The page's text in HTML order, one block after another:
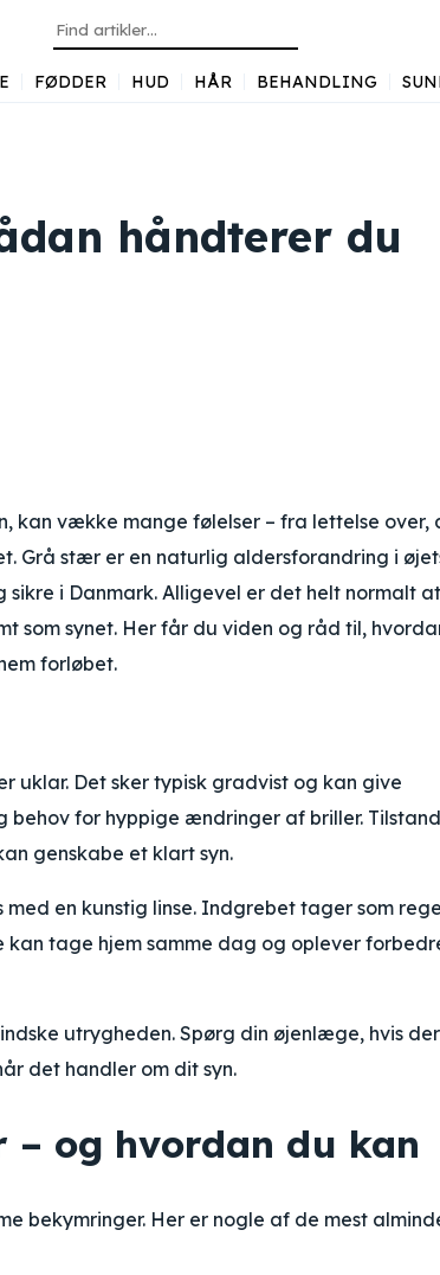
FØDDER HUD HÅR BEHANDLING
håndterer du
kan vække mange følelser – fra lettelse over,
Grå stær er en naturlig aldersforandring i
i Danmark. Alligevel er det helt normalt
som synet. Her får du viden og råd til,
forløbet.
uklar. Det sker typisk gradvist og kan give
behov for hyppige ændringer af briller.
genskabe et klart syn.
en kunstig linse. Indgrebet tager som
kan tage hjem samme dag og oplever
utrygheden. Spørg din øjenlæge, hvis
det handler om dit syn.
og hvordan du kan
bekymringer. Her er nogle af de mest